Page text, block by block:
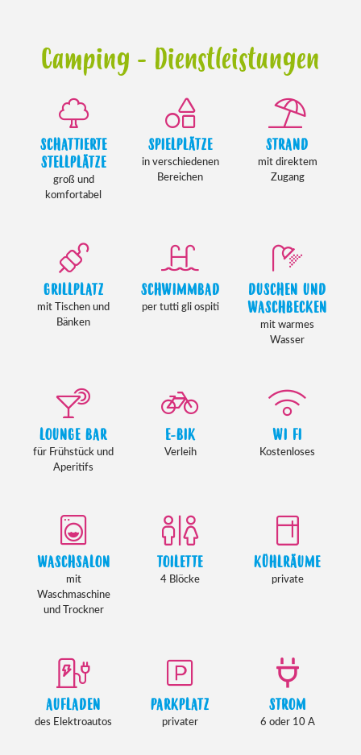
Camping - Dienstleistungen
SCHATTIERTE
STELLPLÄTZE
groß und
komfortabel
SPIELPLÄTZE
in verschiedenen
Bereichen
STRAND
mit direktem
Zugang
GRILLPLATZ
mit Tischen und
Bänken
SCHWIMMBAD
per tutti gli ospiti
DUSCHEN UND
WASCHBECKEN
mit warmes
Wasser
LOUNGE BAR
für Frühstück und
Aperitifs
E-BIK
Verleih
WI FI
Kostenloses
WASCHSALON
mit
Waschmaschine
und Trockner
TOILETTE
4 Blöcke
KÜHLRÄUME
private
AUFLADEN
des Elektroautos
PARKPLATZ
privater
STROM
6 oder 10 A